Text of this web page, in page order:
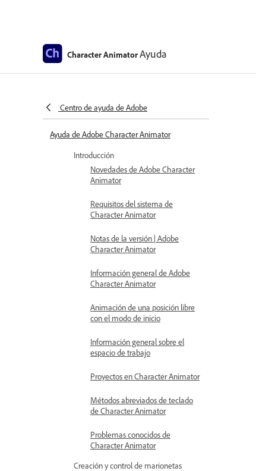
Character AnimatorAyuda
Centro de ayuda de Adobe
Ayuda de Adobe Character Animator
Introducción
Novedades de Adobe Character
Animator
Requisitos del sistema de
Character Animator
Notas de la versión | Adobe
Character Animator
Información general de Adobe
Character Animator
Animación de una posición libre
con el modo de inicio
Información general sobre el
espacio de trabajo
Proyectos en Character Animator
Métodos abreviados de teclado
de Character Animator
Problemas conocidos de
Character Animator
Creación y control de marionetas